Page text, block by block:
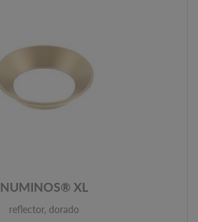
NUMINOS® XL
reflector, dorado